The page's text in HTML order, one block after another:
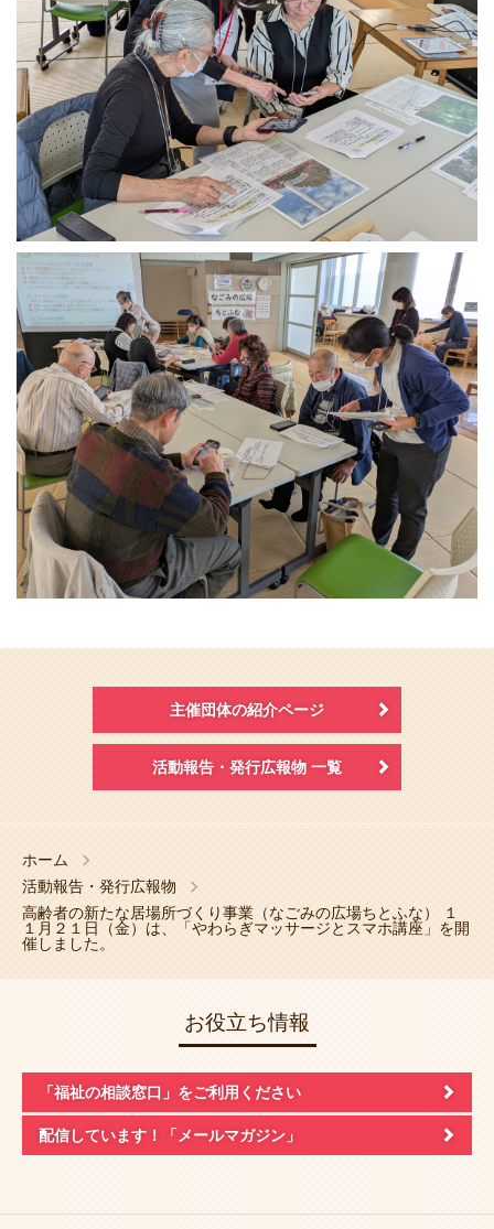
主催団体の紹介ページ
活動報告・発行広報物 一覧
ホーム
活動報告・発行広報物
高齢者の新たな居場所づくり事業（なごみの広場ちとふな） １
１月２１日（金）は、「やわらぎマッサージとスマホ講座」を開
催しました。
お役立ち情報
「福祉の相談窓口」 をご利用ください
配信しています！ 「メールマガジン」